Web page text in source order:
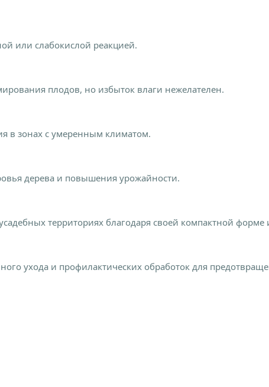
или слабокислой реакцией.
плодов, но избыток влаги нежелателен.
в зонах с умеренным климатом.
дерева и повышения урожайности.
территориях благодаря своей компактной
ухода и профилактических обработок для